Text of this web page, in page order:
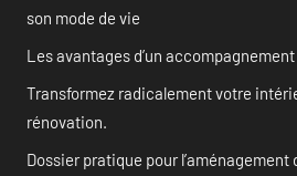
son mode de vie
Les avantages d’un
Transformez radicalement votre
rénovation.
Dossier pratique pour